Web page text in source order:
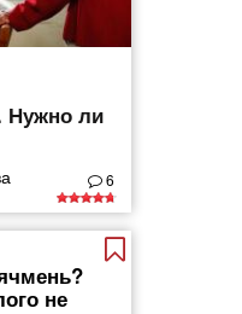
Нужно ли
6
не